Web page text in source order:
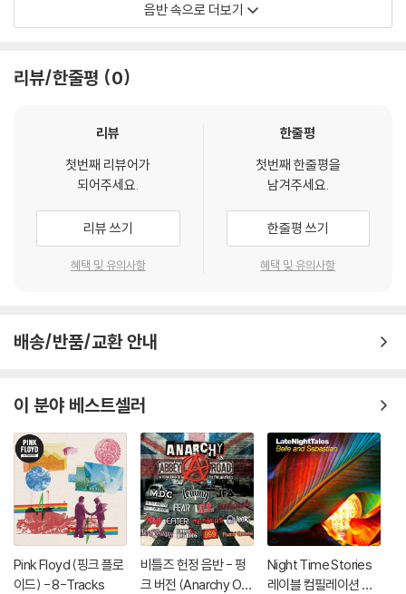
음반 속으로 더보기
리뷰/한줄평 0
리뷰
첫번째 리뷰어가
되어주세요.
리뷰 쓰기
혜택 및 유의사항
한줄평
첫번째 한줄평을
남겨주세요.
한줄평 쓰기
혜택 및 유의사항
배송/반품/교환 안내
이 분야 베스트셀러
Pink Floyd (핑크 플로
이드) - 8-Tracks
비틀즈 헌정 음반 - 펑
크 버전 (Anarchy On
Night Time Stories
레이블 컴필레이션 앨